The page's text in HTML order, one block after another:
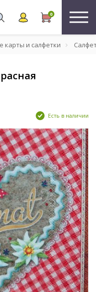
0
карты и салфетки
Есть в наличии